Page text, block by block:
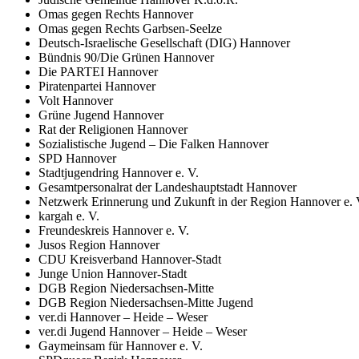
Omas gegen Rechts Hannover
Omas gegen Rechts Garbsen-Seelze
Deutsch-Israelische Gesellschaft (DIG) Hannover
Bündnis 90/Die Grünen Hannover
Die PARTEI Hannover
Piratenpartei Hannover
Volt Hannover
Grüne Jugend Hannover
Rat der Religionen Hannover
Sozialistische Jugend – Die Falken Hannover
SPD Hannover
Stadtjugendring Hannover e. V.
Gesamtpersonalrat der Landeshauptstadt Hannover
Netzwerk Erinnerung und Zukunft in der Region Hannover e.
kargah e. V.
Freundeskreis Hannover e. V.
Jusos Region Hannover
CDU Kreisverband Hannover-Stadt
Junge Union Hannover-Stadt
DGB Region Niedersachsen-Mitte
DGB Region Niedersachsen-Mitte Jugend
ver.di Hannover – Heide – Weser
ver.di Jugend Hannover – Heide – Weser
Gaymeinsam für Hannover e. V.